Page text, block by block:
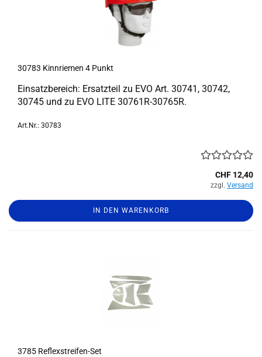
30783 Kinn­rie­men 4 Punkt
Ein­satz­be­reich: Er­satz­teil zu EVO Art. 30741, 30742,
30745 und zu EVO LITE 30761R-​30765R.
Art.Nr.: 30783
CHF 12,40
zzgl. Versand
IN DEN WARENKORB
3785 Reflexstreifen-​​Set